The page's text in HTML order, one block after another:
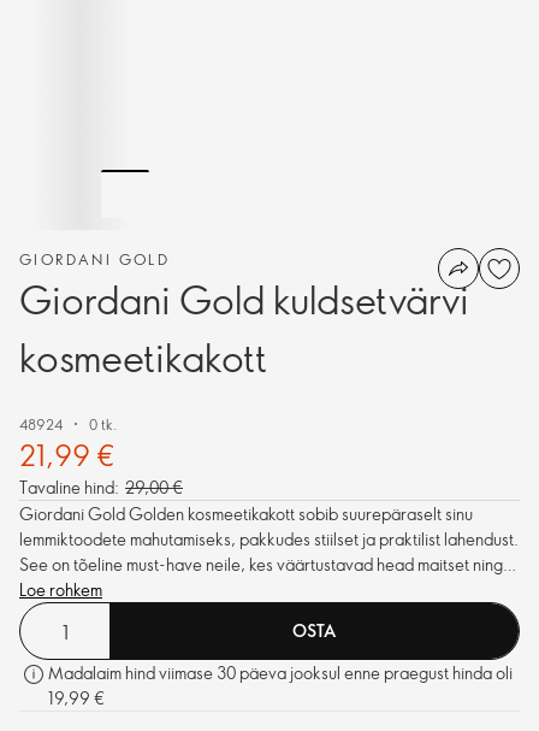
GIORDANI GOLD
Giordani Gold kuldsetvärvi
kosmeetikakott
48924 0 tk.
21,99 €
Tavaline hind: 29,00 €
Giordani Gold Golden kosmeetikakott sobib suurepäraselt sinu
lemmiktoodete mahutamiseks, pakkudes stiilset ja praktilist lahendust.
See on tõeline must-have neile, kes väärtustavad head maitset ning
viimistletud detaile
Loe rohkem
OSTA
Madalaim hind viimase 30 päeva jooksul enne praegust hinda oli
19,99 €